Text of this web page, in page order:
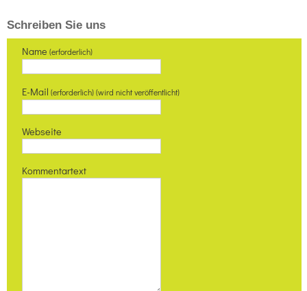
Schreiben Sie uns
Name (erforderlich)
E-Mail (erforderlich) (wird nicht veröffentlicht)
Webseite
Kommentartext